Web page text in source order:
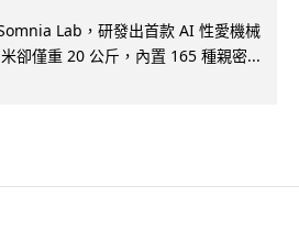
Lab，研發出首款 AI 性愛機械
卻僅重 20 公斤，內置 165 種親密...